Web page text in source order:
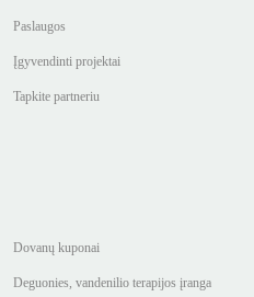
Paslaugos
Įgyvendinti projektai
Tapkite partneriu
Dovanų kuponai
Deguonies, vandenilio terapijos įranga